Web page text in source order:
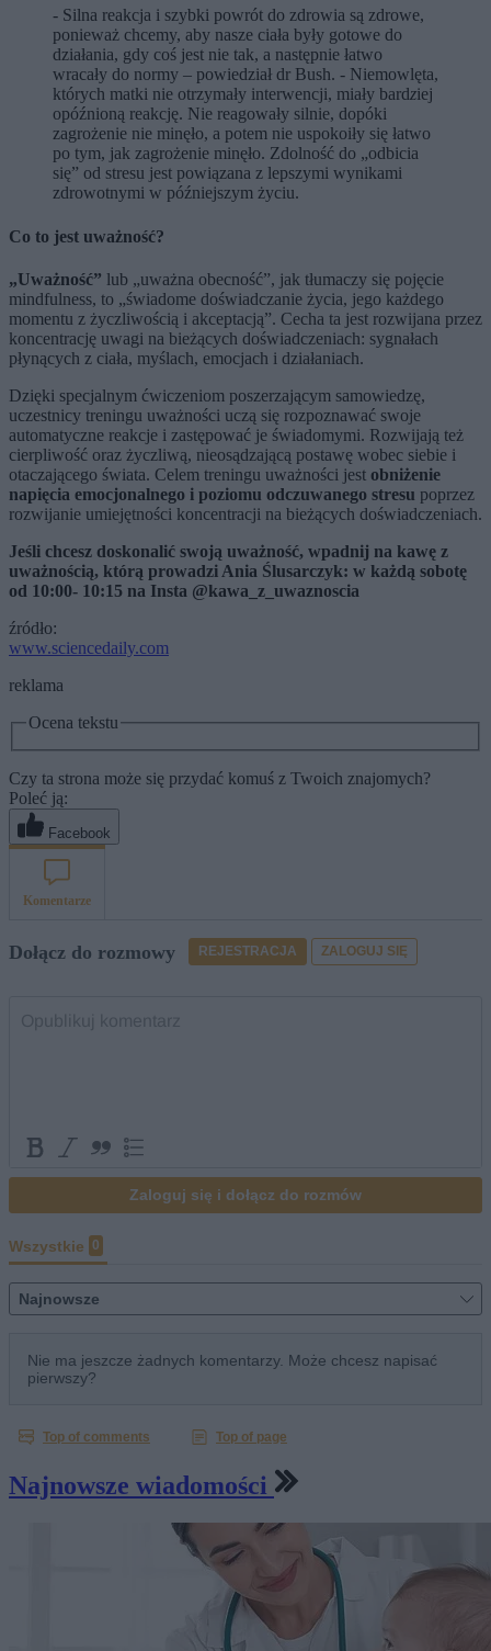
- Silna reakcja i szybki powrót do zdrowia są zdrowe,
ponieważ chcemy, aby nasze ciała były gotowe do
działania, gdy coś jest nie tak, a następnie łatwo
wracały do normy – powiedział dr Bush. - Niemowlęta,
których matki nie otrzymały interwencji, miały bardziej
opóźnioną reakcję. Nie reagowały silnie, dopóki
zagrożenie nie minęło, a potem nie uspokoiły się łatwo
po tym, jak zagrożenie minęło. Zdolność do „odbicia
się” od stresu jest powiązana z lepszymi wynikami
zdrowotnymi w późniejszym życiu.
Co to jest uważność?
„Uważność” lub „uważna obecność”, jak tłumaczy się pojęcie
mindfulness, to „świadome doświadczanie życia, jego każdego
momentu z życzliwością i akceptacją”. Cecha ta jest rozwijana przez
koncentrację uwagi na bieżących doświadczeniach: sygnałach
płynących z ciała, myślach, emocjach i działaniach.
Dzięki specjalnym ćwiczeniom poszerzającym samowiedzę,
uczestnicy treningu uważności uczą się rozpoznawać swoje
automatyczne reakcje i zastępować je świadomymi. Rozwijają też
cierpliwość oraz życzliwą, nieosądzającą postawę wobec siebie i
otaczającego świata. Celem treningu uważności jest obniżenie
napięcia emocjonalnego i poziomu odczuwanego stresu poprzez
rozwijanie umiejętności koncentracji na bieżących doświadczeniach.
Jeśli chcesz doskonalić swoją uważność, wpadnij na kawę z
uważnością, którą prowadzi Ania Ślusarczyk: w każdą sobotę
od 10:00- 10:15 na Insta @kawa_z_uwaznoscia
źródło:
www.sciencedaily.com
reklama
Ocena tekstu
Czy ta strona może się przydać komuś z Twoich znajomych?
Poleć ją:
Facebook
Najnowsze wiadomości